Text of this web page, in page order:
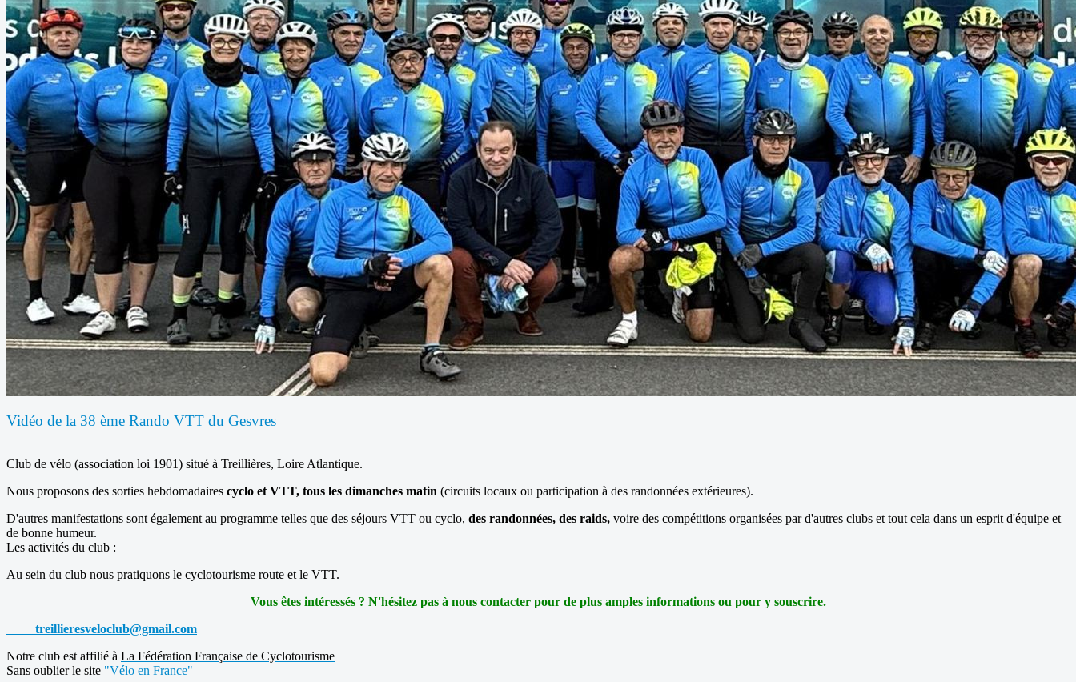
Vidéo de la 38 ème Rando VTT du Gesvres
Club de vélo (association loi 1901) situé à Treillières, Loire Atlantique.
Nous proposons des sorties hebdomadaires cyclo et VTT, tous les dimanches matin (circuits locaux ou participation à des randonnées extérieures).
D'autres manifestations sont également au programme telles que des séjours VTT ou cyclo, des randonnées, des raids, voire des compétitions organisées par d'autres clubs et tout cela dans un esprit d'équipe et
de bonne humeur.
Les activités du club :
Au sein du club nous pratiquons le cyclotourisme route et le VTT.
Vous êtes intéressés ? N'hésitez pas à nous contacter pour de plus amples informations ou pour y souscrire.
treillieresveloclub@gmail.com
Notre club est affilié à La Fédération Française de Cyclotourisme
Sans oublier le site "Vélo en France"